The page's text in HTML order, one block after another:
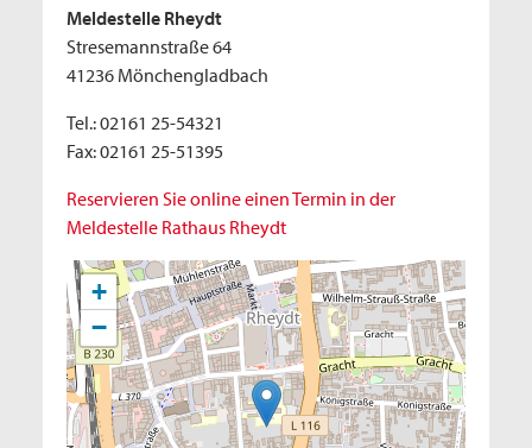
Meldestelle Rheydt
Stresemannstraße 64
41236 Mönchengladbach
Tel.: 02161 25-54321
Fax: 02161 25-51395
Reservieren Sie online einen Termin in der
Meldestelle Rathaus Rheydt
+
−